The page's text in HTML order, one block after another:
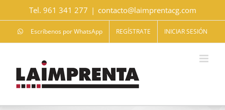
Tel. 961 341 277 | contacto@laimprentacg.com
Escríbenos por WhatsApp REGÍSTRATE INICIAR SESIÓN